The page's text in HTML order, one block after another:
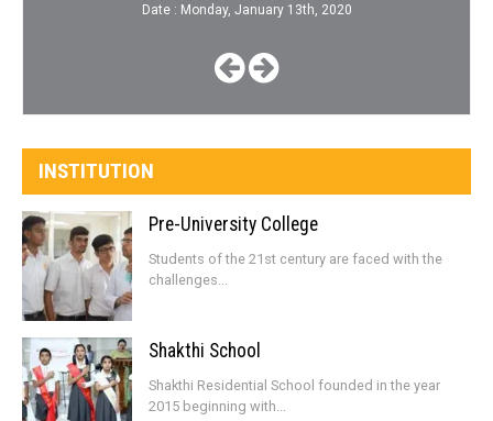
Date : Monday, January 13th, 2020
INSTITUTION
Pre-University College
Students of the 21st century are faced with the
challenges...
Shakthi School
Shakthi Residential School founded in the year
2015 beginning with...